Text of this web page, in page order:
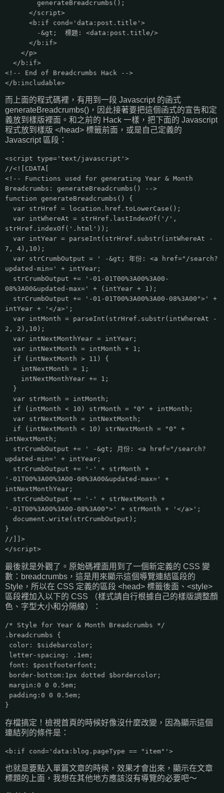
generateBreadcrumbs();
</script>
<b:if cond='data:post.title'>
-&gt; 標題: <data:post.title/>
</b:if>
</p>
</b:if>
<!-- End of Breadcrumbs Hack -->
</b:includable>
而上面的程式碼裡，有用到一段 Javascript 的函式
generateBreadcrumbs()，因此接著要把這個函式的宣告和定
義放到樣版裡面。和之前的 Hack 一樣，把下面的 Javascript
程式放到樣版 </head> 標籤前面，或是自己定義的
Javascript 區段：
<script type='text/javascript'>
//<![CDATA[
<!-- Functions used for generating Year & Month
Breadcrumbs: generateBreadcrumbs() -->
function generateBreadcrumbs() {
var strHref = location.href.toLowerCase();
var intWhereAt = strHref.lastIndexOf('/',
strHref.indexOf('.html'));
var intYear = parseInt(strHref.substr(intWhereAt -
7, 4),10);
var strCrumbOutput = ' -&gt; 年份: <a href="/search?
updated-min=' + intYear;
strCrumbOutput += '-01-01T00%3A00%3A00-
08%3A00&updated-max=' + (intYear + 1);
strCrumbOutput += '-01-01T00%3A00%3A00-08%3A00">' +
intYear + '</a>';
var intMonth = parseInt(strHref.substr(intWhereAt -
2, 2),10);
var intNextMonthYear = intYear;
var intNextMonth = intMonth + 1;
if (intNextMonth > 11) {
intNextMonth = 1;
intNextMonthYear += 1;
}
var strMonth = intMonth;
if (intMonth < 10) strMonth = "0" + intMonth;
var strNextMonth = intNextMonth;
if (intNextMonth < 10) strNextMonth = "0" +
intNextMonth;
strCrumbOutput += ' -&gt; 月份: <a href="/search?
updated-min=' + intYear;
strCrumbOutput += '-' + strMonth +
'-01T00%3A00%3A00-08%3A00&updated-max=' +
intNextMonthYear;
strCrumbOutput += '-' + strNextMonth +
'-01T00%3A00%3A00-08%3A00">' + strMonth + '</a>';
document.write(strCrumbOutput);
}
//]]>
</script>
最後就是外觀了。原始碼裡面用到了一個新定義的 CSS 變
數：breadcrumbs，這是用來顯示這個導覽連結區段的
Style，所以在 CSS 定義的區段 <head> 標籤後面、<style>
區段裡加入以下的 CSS （樣式請自行根據自己的樣版調整顏
色、字型大小和分隔線）：
/* Style for Year & Month Breadcrumbs */
.breadcrumbs {
color: $sidebarcolor;
letter-spacing: .1em;
font: $postfooterfont;
border-bottom:1px dotted $bordercolor;
margin:0 0 0.5em;
padding:0 0 0.5em;
}
存檔搞定！檢視首頁的時候好像沒什麼改變，因為顯示這個
連結列的條件是：
<b:if cond='data:blog.pageType == "item"'>
也就是要點入單篇文章的時候，效果才會出來，顯示在文章
標題的上面，我想在其他地方應該沒有導覽的必要吧～